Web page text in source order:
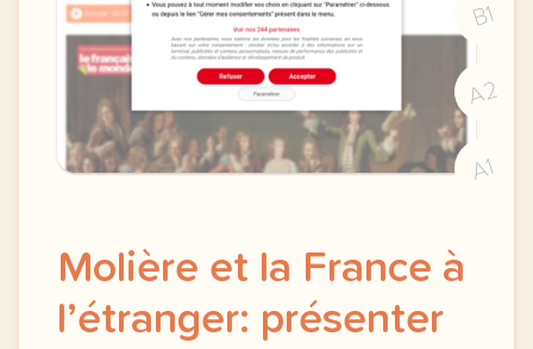
B1
A2
A1
Molière et la France à
l’étranger: présenter